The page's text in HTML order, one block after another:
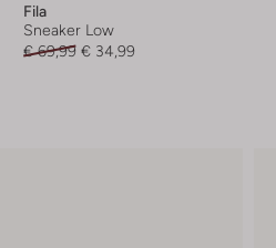
Fila
Sneaker Low
€ 69,99 € 34,99